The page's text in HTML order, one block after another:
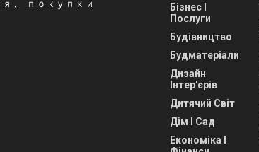
Бізнес І
Послуги
Будівництво
Будматеріали
Дизайн
Інтер'єрів
Дитячий Світ
Дім І Сад
Економіка І